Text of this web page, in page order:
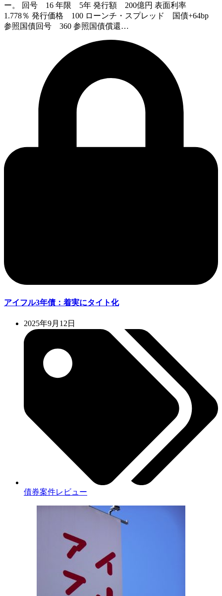
ー。 回号 16 年限 5年 発行額 200億円 表面利率
1.778％ 発行価格 100 ローンチ・スプレッド 国債+64bp
参照国債回号 360 参照国債償還…
アイフル3年債：着実にタイト化
2025年9月12日
債券案件レビュー